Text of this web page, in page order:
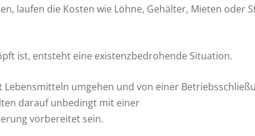
laufen die Kosten wie Löhne, Gehälter, Mieten oder
ist, entsteht eine existenzbedrohende Situation.
Lebensmitteln umgehen und von einer
darauf unbedingt mit einer
vorbereitet sein.